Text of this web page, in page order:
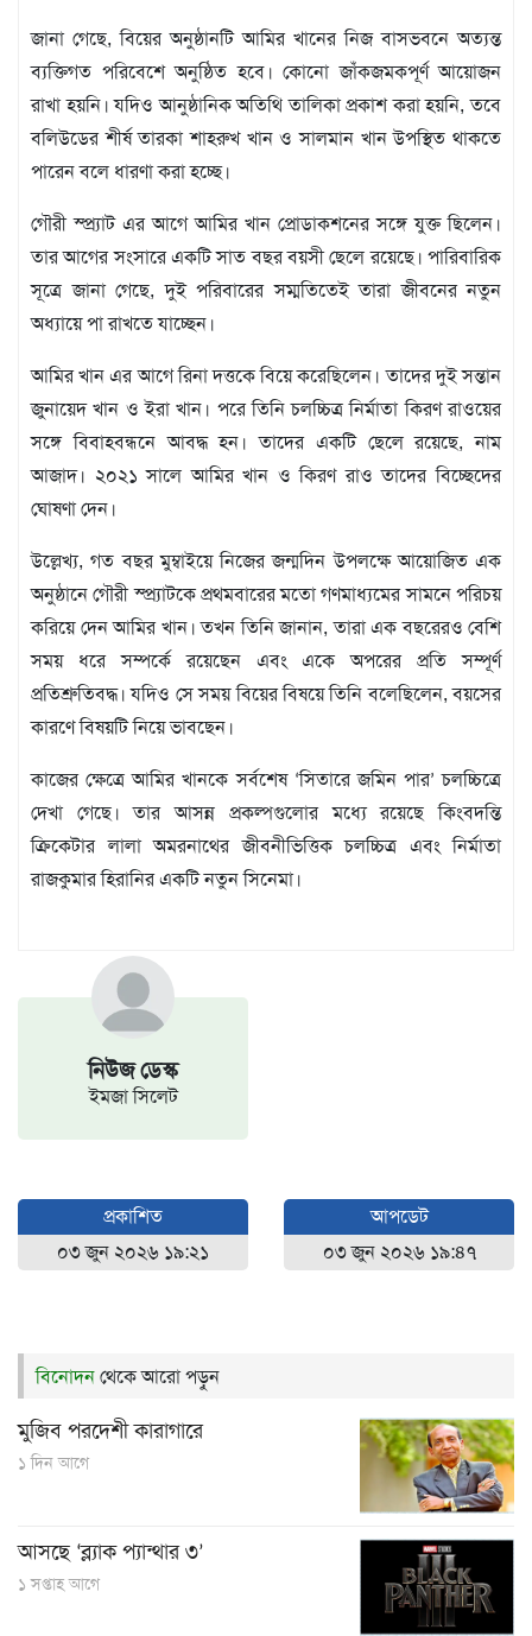
ফটো
প্রবাস
শিক্ষা
ও
গনমাধ্যম
সংবাদ
বিজ্ঞপ্তি
চাকুরী
নিউজ ডেস্ক
ইমজা সিলেট
প্রকাশিত
০৩ জুন ২০২৬ ১৯:২১
আপডেট
০৩ জুন ২০২৬ ১৯:৪৭
জানা গেছে, বিয়ের অনুষ্ঠানটি আমির খানের নিজ বাসভবনে অত্যন্ত
ব্যক্তিগত পরিবেশে অনুষ্ঠিত হবে। কোনো জাঁকজমকপূর্ণ আয়োজন
রাখা হয়নি। যদিও আনুষ্ঠানিক অতিথি তালিকা প্রকাশ করা হয়নি, তবে
বলিউডের শীর্ষ তারকা শাহরুখ খান ও সালমান খান উপস্থিত থাকতে
পারেন বলে ধারণা করা হচ্ছে।
গৌরী স্প্র্যাট এর আগে আমির খান প্রোডাকশনের সঙ্গে যুক্ত ছিলেন।
তার আগের সংসারে একটি সাত বছর বয়সী ছেলে রয়েছে। পারিবারিক
সূত্রে জানা গেছে, দুই পরিবারের সম্মতিতেই তারা জীবনের নতুন
অধ্যায়ে পা রাখতে যাচ্ছেন।
আমির খান এর আগে রিনা দত্তকে বিয়ে করেছিলেন। তাদের দুই সন্তান
জুনায়েদ খান ও ইরা খান। পরে তিনি চলচ্চিত্র নির্মাতা কিরণ রাওয়ের
সঙ্গে বিবাহবন্ধনে আবদ্ধ হন। তাদের একটি ছেলে রয়েছে, নাম
আজাদ। ২০২১ সালে আমির খান ও কিরণ রাও তাদের বিচ্ছেদের
ঘোষণা দেন।
উল্লেখ্য, গত বছর মুম্বাইয়ে নিজের জন্মদিন উপলক্ষে আয়োজিত এক
অনুষ্ঠানে গৌরী স্প্র্যাটকে প্রথমবারের মতো গণমাধ্যমের সামনে পরিচয়
করিয়ে দেন আমির খান। তখন তিনি জানান, তারা এক বছরেরও বেশি
সময় ধরে সম্পর্কে রয়েছেন এবং একে অপরের প্রতি সম্পূর্ণ
প্রতিশ্রুতিবদ্ধ। যদিও সে সময় বিয়ের বিষয়ে তিনি বলেছিলেন, বয়সের
কারণে বিষয়টি নিয়ে ভাবছেন।
কাজের ক্ষেত্রে আমির খানকে সর্বশেষ ‘সিতারে জমিন পার’ চলচ্চিত্রে
দেখা গেছে। তার আসন্ন প্রকল্পগুলোর মধ্যে রয়েছে কিংবদন্তি
ক্রিকেটার লালা অমরনাথের জীবনীভিত্তিক চলচ্চিত্র এবং নির্মাতা
রাজকুমার হিরানির একটি নতুন সিনেমা।
বিনোদনথেকে আরো পড়ুন
মুজিব পরদেশী কারাগারে
১ দিন আগে
আসছে ‘ব্ল্যাক প্যান্থার ৩’
১ সপ্তাহ আগে